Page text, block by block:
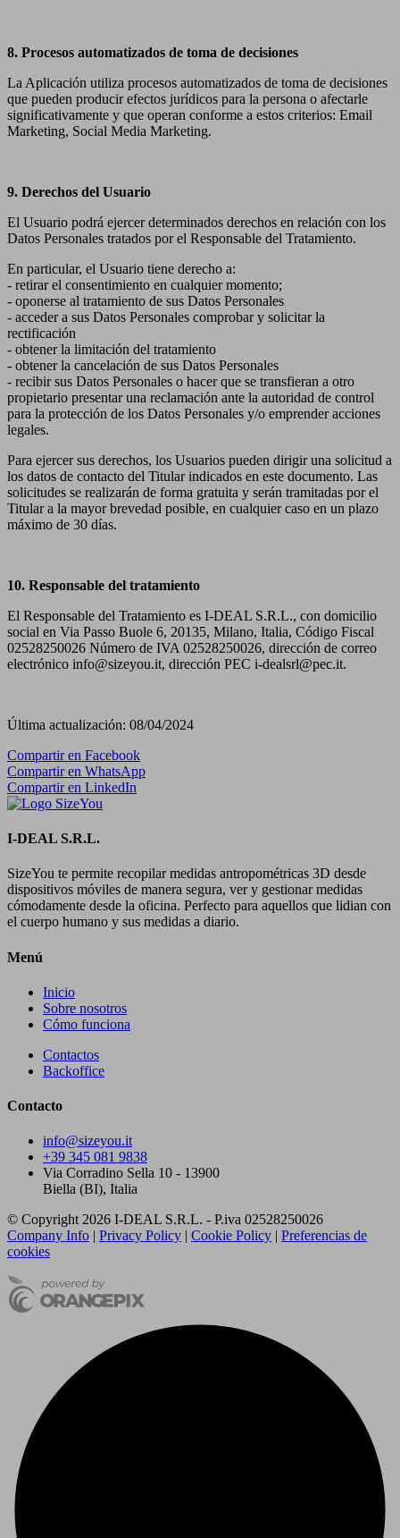
8. Procesos automatizados de toma de decisiones
La Aplicación utiliza procesos automatizados de toma de decisiones
que pueden producir efectos jurídicos para la persona o afectarle
significativamente y que operan conforme a estos criterios: Email
Marketing, Social Media Marketing.
9. Derechos del Usuario
El Usuario podrá ejercer determinados derechos en relación con los
Datos Personales tratados por el Responsable del Tratamiento.
En particular, el Usuario tiene derecho a:
- retirar el consentimiento en cualquier momento;
- oponerse al tratamiento de sus Datos Personales
- acceder a sus Datos Personales comprobar y solicitar la
rectificación
- obtener la limitación del tratamiento
- obtener la cancelación de sus Datos Personales
- recibir sus Datos Personales o hacer que se transfieran a otro
propietario presentar una reclamación ante la autoridad de control
para la protección de los Datos Personales y/o emprender acciones
legales.
Para ejercer sus derechos, los Usuarios pueden dirigir una solicitud a
los datos de contacto del Titular indicados en este documento. Las
solicitudes se realizarán de forma gratuita y serán tramitadas por el
Titular a la mayor brevedad posible, en cualquier caso en un plazo
máximo de 30 días.
10. Responsable del tratamiento
El Responsable del Tratamiento es I-DEAL S.R.L., con domicilio
social en Via Passo Buole 6, 20135, Milano, Italia, Código Fiscal
02528250026 Número de IVA 02528250026, dirección de correo
electrónico info@sizeyou.it, dirección PEC i-dealsrl@pec.it.
Última actualización: 08/04/2024
Compartir en Facebook
Compartir en WhatsApp
Compartir en LinkedIn
I-DEAL S.R.L.
SizeYou te permite recopilar medidas antropométricas 3D desde
dispositivos móviles de manera segura, ver y gestionar medidas
cómodamente desde la oficina. Perfecto para aquellos que lidian con
el cuerpo humano y sus medidas a diario.
Menú
Inicio
Sobre nosotros
Cómo funciona
Contactos
Backoffice
Contacto
info@sizeyou.it
+39 345 081 9838
Via Corradino Sella 10 - 13900
Biella (BI), Italia
© Copyright 2026 I-DEAL S.R.L. - P.iva 02528250026
Company Info
Privacy Policy Cookie Policy
Preferencias de
cookies